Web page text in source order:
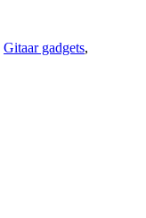
Gitaar gadgets,